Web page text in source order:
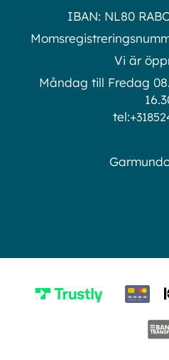
IBAN: NL80
Vi är
Måndag till Fredag
tel: